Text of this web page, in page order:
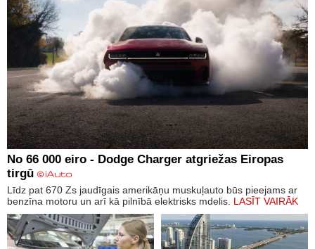
No 66 000 eiro - Dodge Charger atgriežas Eiropas
tirgū
Līdz pat 670 Zs jaudīgais amerikāņu muskuļauto būs pieejams ar
benzīna motoru un arī kā pilnībā elektrisks mdelis. LASĪT VAIRĀK